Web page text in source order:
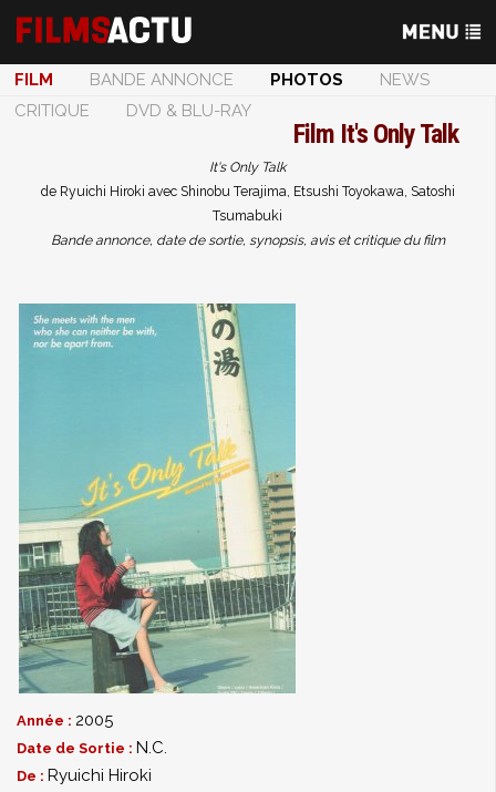
FILM BANDE ANNONCE PHOTOS
NEWS
CRITIQUE
DVD & BLU-RAY
Film It's Only Talk
It's Only Talk
de Ryuichi Hiroki avec Shinobu Terajima, Etsushi Toyokawa, Satoshi
Tsumabuki
Bande annonce, date de sortie, synopsis, avis et critique du film
Année : 2005
Date de Sortie : N.C.
De : Ryuichi Hiroki